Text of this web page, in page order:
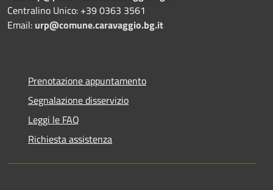
Centralino Unico: +39 0363 3561
Email: urp@comune.caravaggio.bg.it
Prenotazione appuntamento
Segnalazione disservizio
Leggi le FAQ
Richiesta assistenza